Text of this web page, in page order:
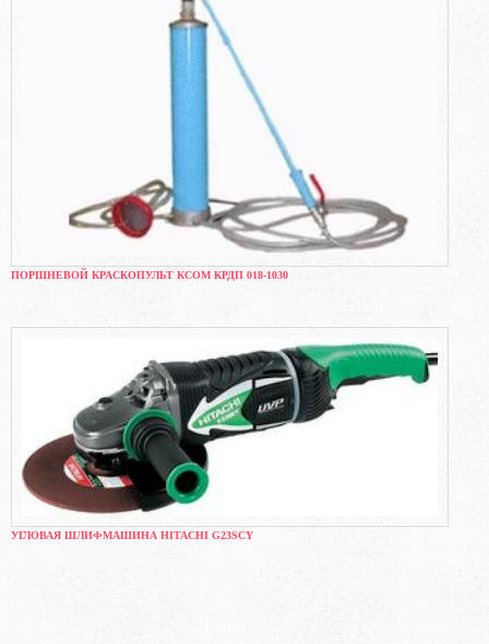
ПОРШНЕВОЙ КРАСКОПУЛЬТ КСОМ КРДП 018-1030
УГЛОВАЯ ШЛИФМАШИНА HITACHI G23SCY